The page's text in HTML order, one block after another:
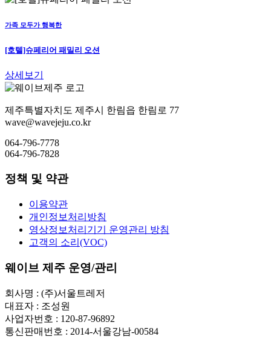
가족 모두가 행복한
[호텔]슈페리어 패밀리 오션
상세보기
제주특별자치도 제주시 한림읍 한림로 77
wave@wavejeju.co.kr
064-796-7778
064-796-7828
정책 및 약관
이용약관
개인정보처리방침
영상정보처리기기 운영관리 방침
고객의 소리(VOC)
웨이브 제주 운영/관리
회사명 : (주)서울트레저
대표자 : 조성원
사업자번호 : 120-87-96892
통신판매번호 : 2014-서울강남-00584